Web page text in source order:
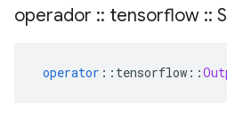
operador :: tensorflow ::
operator :: tensorflow ::